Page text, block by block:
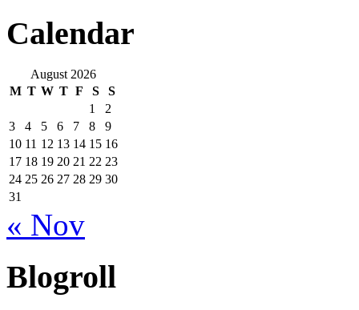
Calendar
August 2026
M T W T F S
S
1
2
3
4 5 6 7 8
9
10 11 12 13 14 15 16
17 18 19 20 21 22 23
24 25 26 27 28 29 30
31
« Nov
Blogroll